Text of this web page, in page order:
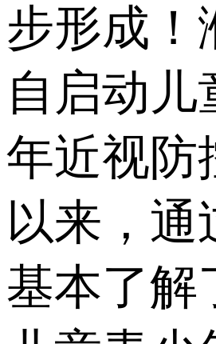
步形成！
自启动儿
年近视防
以来，通
基本了解